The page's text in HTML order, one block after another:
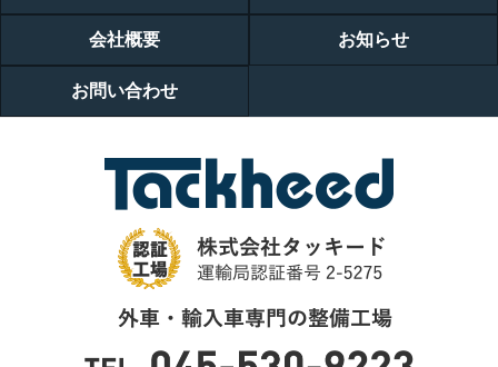
会社概要 お知らせ
お問い合わせ